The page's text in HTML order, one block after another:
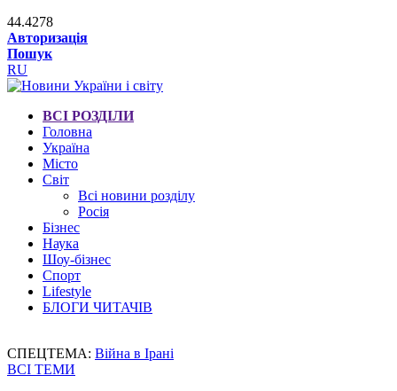
44.4278
Авторизація
Пошук
RU
ВСІ РОЗДІЛИ
Головна
Україна
Місто
Світ
Всі новини розділу
Росія
Бізнес
Наука
Шоу-бізнес
Спорт
Lifestyle
БЛОГИ ЧИТАЧІВ
СПЕЦТЕМА: Війна в Ірані
ВСІ ТЕМИ